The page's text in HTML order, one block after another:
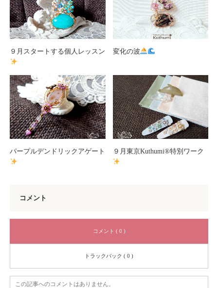
９月スタートする個人レッスン 変化の波
パープルデンドリックアゲート ９月東京Kuthumi®️特別ワーク
コメント
コメント ( 0 )
トラックバック ( 0 )
この記事へのコメントはありません。